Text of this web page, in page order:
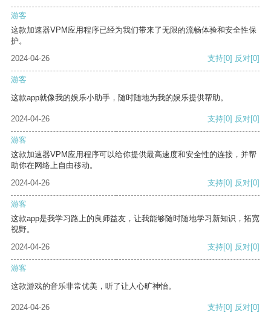
游客
这款加速器VPM应用程序已经为我们带来了无限的流畅体验和安全性保
护。
2024-04-26
支持[0] 反对[0]
游客
这款app就像我的娱乐小助手，随时随地为我的娱乐提供帮助。
2024-04-26 支持[0] 反对[0]
游客
这款加速器VPM应用程序可以给你提供最高速度和安全性的连接，并帮
助你在网络上自由移动。
2024-04-26
支持[0] 反对[0]
游客
这款app是我学习路上的良师益友，让我能够随时随地学习新知识，拓宽
视野。
2024-04-26
支持[0] 反对[0]
游客
这款游戏的音乐非常优美，听了让人心旷神怡。
2024-04-26 支持[0] 反对[0]